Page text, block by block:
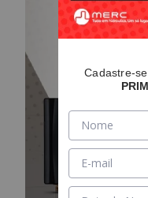
Cadastre-